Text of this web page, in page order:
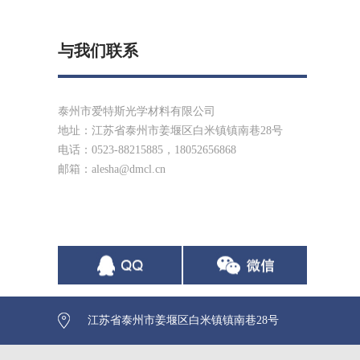
与我们联系
泰州市爱特斯光学材料有限公司
地址：江苏省泰州市姜堰区白米镇镇南巷28号
电话：0523-88215885，18052656868
邮箱： alesha@dmcl.cn
江苏省泰州市姜堰区白米镇镇南巷28号